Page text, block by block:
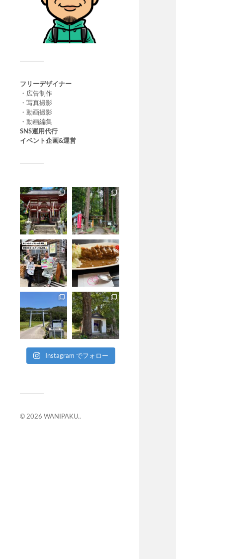
フリーデザイナー
・広告制作
・写真撮影
・動画撮影
・動画編集
SNS運用代行
イベント企画&運営
Instagram でフォロー
© 2026 WANIPAKU..